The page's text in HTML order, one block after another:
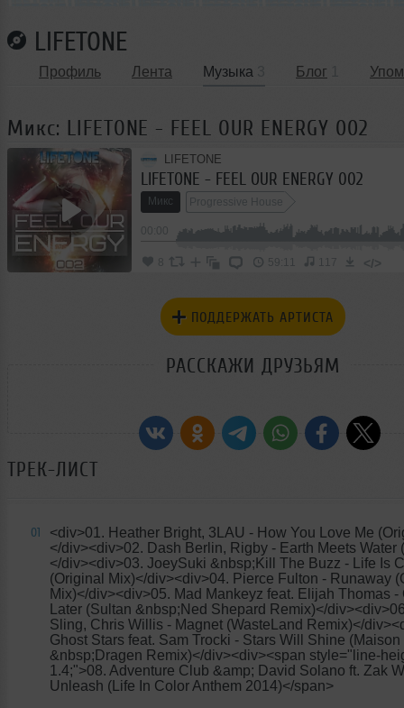
LIFETONE
Профиль Лента Музыка Блог
Микс: LIFETONE - FEEL OUR ENERGY 002
LIFETONE
LIFETONE - FEEL OUR ENERGY 002
Микс Progressive House
59:11 117 </>
ПОДДЕРЖАТЬ АРТИСТА
РАССКАЖИ ДРУЗЬЯМ
ТРЕК-ЛИСТ
01
<div>01. Heather Bright, 3LAU - How You Love Me
</div><div>02. Dash Berlin, Rigby - Earth Meets Water
</div><div>03. JoeySuki &nbsp;Kill The Buzz - Life Is
(Original Mix)</div><div>04. Pierce Fulton - Runaway
Mix)</div><div>05. Mad Mankeyz feat. Elijah Thomas -
Later (Sultan &nbsp;Ned Shepard Remix)</
Sling, Chris Willis - Magnet (WasteLand Remix)</
Ghost Stars feat. Sam Trocki - Stars Will Shine (Maison
&nbsp;Dragen Remix)</div><div><span style="line-
1.4;">08. Adventure Club &amp; David Solano ft. Zak
Unleash (Life In Color Anthem 2014)</span>